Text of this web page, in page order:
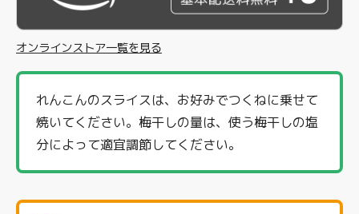
オンラインストア一覧を見る
れんこんのスライスは、お好みでつくねに乗せて
焼いてください。梅干しの量は、使う梅干しの塩
分によって適宜調節してください。